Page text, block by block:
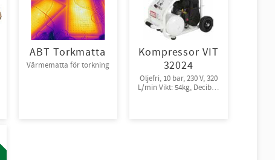
ABT Torkmatta
Värmematta för torkning
Kompressor VIT
32024
Oljefri, 10 bar, 230 V, 320
L/min Vikt: 54kg, Decibel: